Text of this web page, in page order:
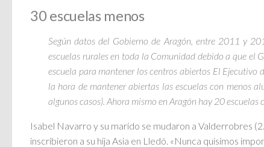
30 escuelas menos
Según datos del Gobierno de Aragón, entre 2011 y
escuelas rurales en toda la Comunidad debido a que el
escuela para mantener los centros abiertos El Ejecutivo
la hora de mantener abiertas las escuelas con menos
algunos casos). Ahora mismo en Aragón hay 20
Isabel Navarro y su marido se mudaron a Valderrobres
inscribieron a su hija Asia en Lledó. «Nunca quisimos